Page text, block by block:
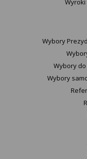
Wybory
Wybory
Wybory